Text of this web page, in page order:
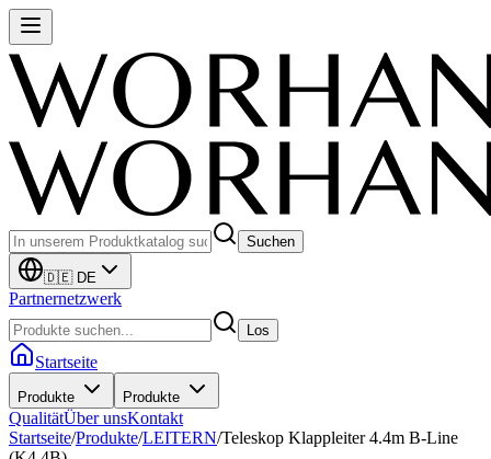
Suchen
🇩🇪 DE
Partnernetzwerk
Los
Startseite
Produkte Produkte
QualitätÜber unsKontakt
Startseite/Produkte/LEITERN/Teleskop Klappleiter 4.4m B-Line